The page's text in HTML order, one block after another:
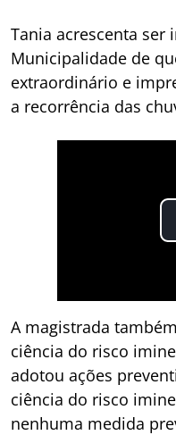
Tania acrescenta ser
Municipalidade de
extraordinário e
a recorrência das
A magistrada
ciência do risco
adotou ações
ciência do risco
nenhuma medida